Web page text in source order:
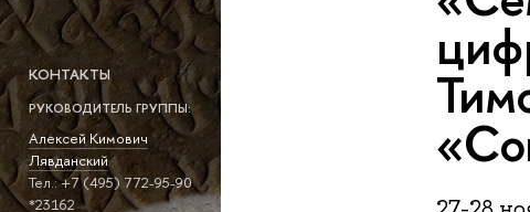
КОНТАКТЫ
РУКОВОДИТЕЛЬ ГРУППЫ:
Алексей Кимович
Лявданский
Тел.: +7 (495) 772-95-90
*23162